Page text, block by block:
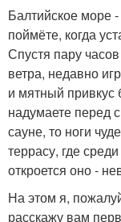
Балтийское море
поймёте, когда
Спустя пару
ветра, недавно
и мятный привкус
надумаете перед
сауне, то ноги
террасу, где
откроется оно -
На этом я,
расскажу вам